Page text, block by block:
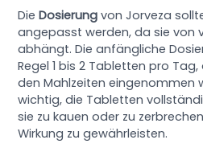
DieDosierung von Jorveza
angepasst werden, da sie von
abhängt. Die anfängliche
Regel 1 bis 2 Tabletten pro
den Mahlzeiten eingenommen
wichtig, die Tabletten
sie zu kauen oder zu
Wirkung zu gewährleisten.